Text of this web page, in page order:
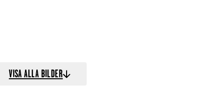
VISA ALLA BILDER